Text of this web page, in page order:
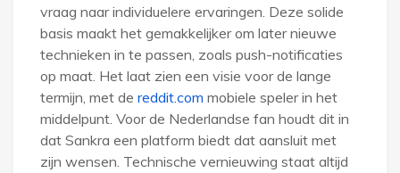
vraag naar individuelere ervaringen. Deze solide
basis maakt het gemakkelijker om later nieuwe
technieken in te passen, zoals push-notificaties
op maat. Het laat zien een visie voor de lange
termijn, met de reddit.com mobiele speler in het
middelpunt. Voor de Nederlandse fan houdt dit in
dat Sankra een platform biedt dat aansluit met
zijn wensen. Technische vernieuwing staat altijd